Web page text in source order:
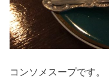
コンソメスープです。